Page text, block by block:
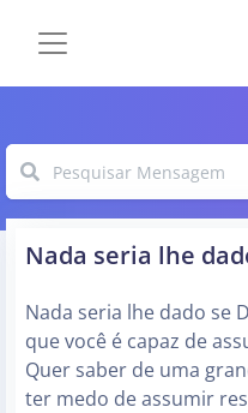
Nada seria lhe
Nada seria lhe dado se
que você é capaz de
Quer saber de uma
ter medo de assumir